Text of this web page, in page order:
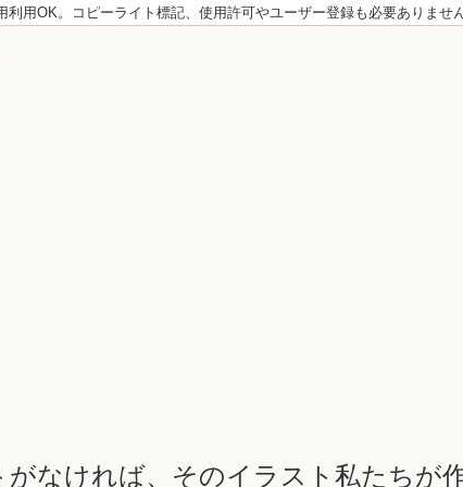
用OK。コピーライト標記、使用許可やユーザー登録も必要ありません
なければ、そのイラスト私たちが